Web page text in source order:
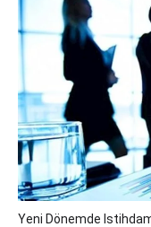
Yeni Dönemde